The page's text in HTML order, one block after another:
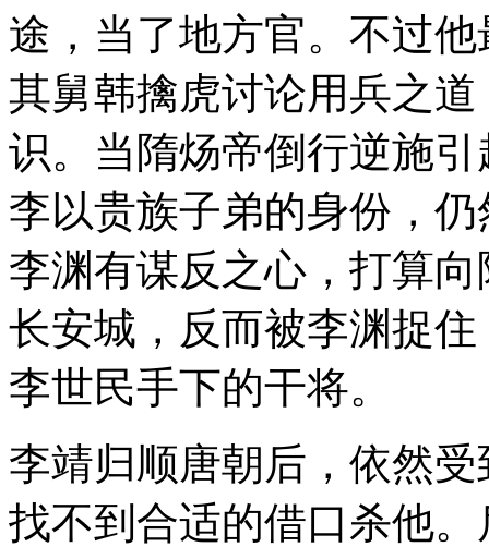
途，当了地方官。不过
其舅韩擒虎讨论用兵之
识。当隋炀帝倒行逆施
李以贵族子弟的身份，
李渊有谋反之心，打算
长安城，反而被李渊捉
李世民手下的干将。
李靖归顺唐朝后，依然
找不到合适的借口杀他